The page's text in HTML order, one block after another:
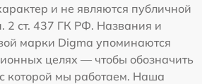
и не являются публичной
2 ст. 437 ГК РФ. Названия и
марки Digma упоминаются
целях — чтобы обозначить
которой мы работаем. Наша